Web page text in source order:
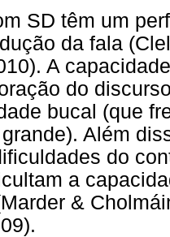
SD têm um
da fala
A
do
bucal (que
Além
do
a
&